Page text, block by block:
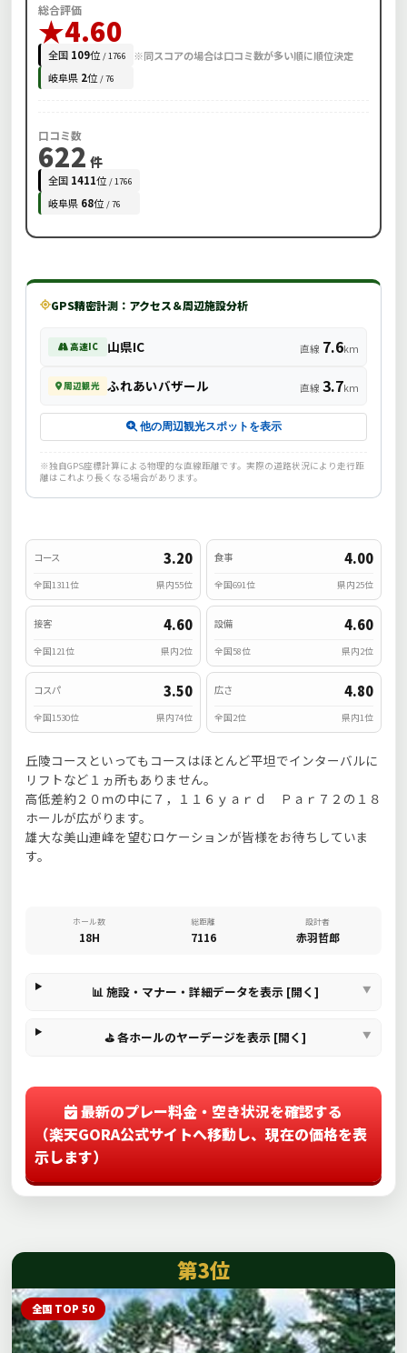
総合評価
★4.60
全国 109位 / 1766
岐阜県 2位 / 76
※同スコアの場合は口コミ数が多い順に順位決定
口コミ数
622 件
全国 1411位 / 1766
岐阜県 68位 / 76
GPS精密計測：アクセス＆周辺施設分析
高速IC 山県IC 直線 7.6km
周辺観光 ふれあいバザール 直線 3.7km
他の周辺観光スポットを表示
※独自GPS座標計算による物理的な直線距離です。実際の道路状況により走行距
離はこれより長くなる場合があります。
コース 3.20
全国1311位 県内55位
食事 4.00
全国691位 県内25位
接客 4.60
全国121位 県内2位
設備 4.60
全国58位 県内2位
コスパ 3.50
全国1530位 県内74位
広さ 4.80
全国2位 県内1位
丘陵コースといってもコースはほとんど平坦でインターバルに
リフトなど１ヵ所もありません。
高低差約２０ｍの中に７，１１６ｙａｒｄ Ｐａｒ７２の１８
ホールが広がります。
雄大な美山連峰を望むロケーションが皆様をお待ちしていま
す。
ホール数
18H
総距離
7116
設計者
赤羽哲郎
📊 施設・マナー・詳細データを表示 [開く]
⛳ 各ホールのヤーデージを表示 [開く]
最新のプレー料金・空き状況を確認する
（楽天GORA公式サイトへ移動し、現在の価格を表
示します）
第3位
全国 TOP 50